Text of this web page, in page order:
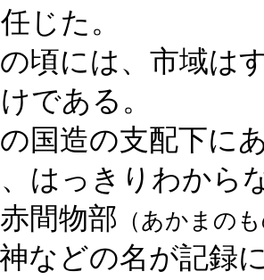
じた。
頃には、市域は
である。
国造の支配下に
はっきりわから
間物部 （あかまの
などの名が記録